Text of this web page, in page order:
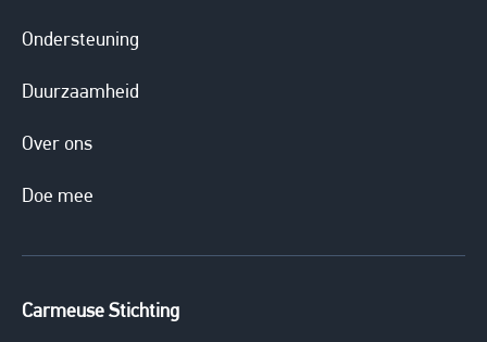
Ondersteuning
Duurzaamheid
Over ons
Doe mee
Carmeuse Stichting